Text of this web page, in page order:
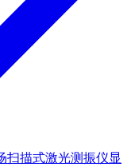
扫描式激光测振仪显